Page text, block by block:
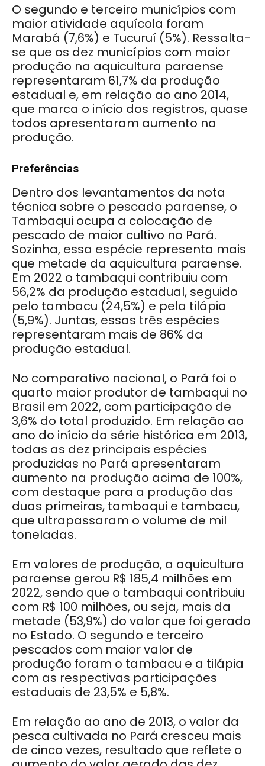
O segundo e terceiro municípios com
maior atividade aquícola foram
Marabá (7,6%) e Tucuruí (5%). Ressalta-
se que os dez municípios com maior
produção na aquicultura paraense
representaram 61,7% da produção
estadual e, em relação ao ano 2014,
que marca o início dos registros, quase
todos apresentaram aumento na
produção.
Preferências
Dentro dos levantamentos da nota
técnica sobre o pescado paraense, o
Tambaqui ocupa a colocação de
pescado de maior cultivo no Pará.
Sozinha, essa espécie representa mais
que metade da aquicultura paraense.
Em 2022 o tambaqui contribuiu com
56,2% da produção estadual, seguido
pelo tambacu (24,5%) e pela tilápia
(5,9%). Juntas, essas três espécies
representaram mais de 86% da
produção estadual.
No comparativo nacional, o Pará foi o
quarto maior produtor de tambaqui no
Brasil em 2022, com participação de
3,6% do total produzido. Em relação ao
ano do início da série histórica em 2013,
todas as dez principais espécies
produzidas no Pará apresentaram
aumento na produção acima de 100%,
com destaque para a produção das
duas primeiras, tambaqui e tambacu,
que ultrapassaram o volume de mil
toneladas.
Em valores de produção, a aquicultura
paraense gerou R$ 185,4 milhões em
2022, sendo que o tambaqui contribuiu
com R$ 100 milhões, ou seja, mais da
metade (53,9%) do valor que foi gerado
no Estado. O segundo e terceiro
pescados com maior valor de
produção foram o tambacu e a tilápia
com as respectivas participações
estaduais de 23,5% e 5,8%.
Em relação ao ano de 2013, o valor da
pesca cultivada no Pará cresceu mais
de cinco vezes, resultado que reflete o